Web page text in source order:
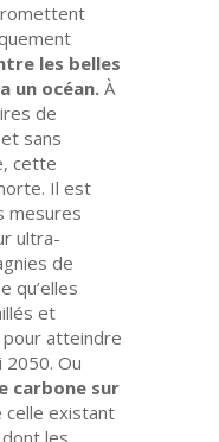
les belles
un océan.À
de
sans
cette
Il est
mesures
ultra-
de
qu’elles
et
atteindre
2050. Ou
carbone sur
celle existant